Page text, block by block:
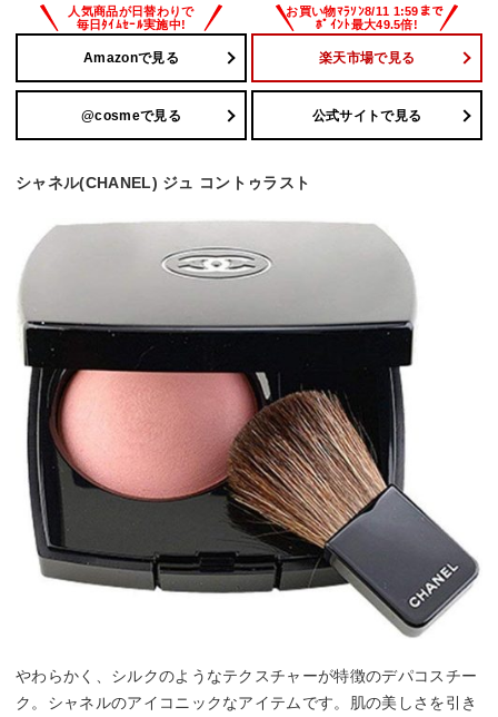
Amazonで見る 楽天市場で見る
@cosmeで見る 公式サイトで見る
シャネル(CHANEL) ジュ コントゥラスト
やわらかく、シルクのようなテクスチャーが特徴のデパコスチー
ク。シャネルのアイコニックなアイテムです。肌の美しさを引き